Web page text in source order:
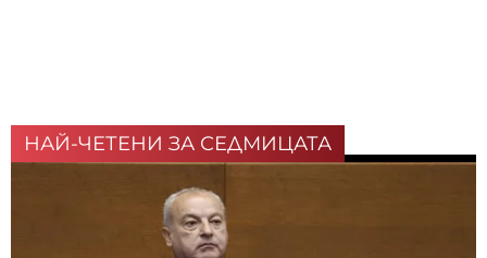
НАЙ-ЧЕТЕНИ ЗА СЕДМИЦАТА